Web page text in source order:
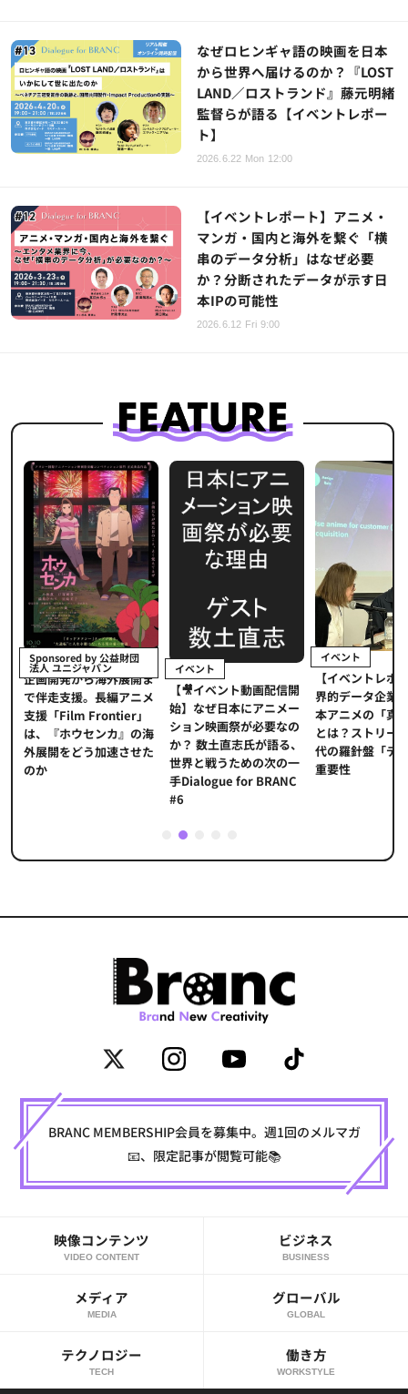
なぜロヒンギャ語の映画を日本
から世界へ届けるのか？『LOST
LAND／ロストランド』藤元明緒
監督らが語る【イベントレポー
ト】
2026.6.22 Mon 12:00
【イベントレポート】アニメ・
マンガ・国内と海外を繋ぐ「横
串のデータ分析」はなぜ必要
か？分断されたデータが示す日
本IPの可能性
2026.6.12 Fri 9:00
Sponsored by 公益財団
法人 ユニジャパン
企画開発から海外展開ま
で伴走支援。長編アニメ
支援「Film Frontier」
は、『ホウセンカ』の海
外展開をどう加速させた
のか
イベント
【🎥イベント動画配信開
始】なぜ日本にアニメー
ション映画祭が必要なの
か？ 数土直志氏が語る、
世界と戦うための次の一
手Dialogue for BRANC
#6
イベント
【イベントレポ
界的データ企業
本アニメの「真
とは？ストリー
代の羅針盤「デ
重要性
2
BRANC MEMBERSHIP会員を募集中。週1回のメルマガ
📧、限定記事が閲覧可能📚
映像コンテンツ
VIDEO CONTENT
ビジネス
BUSINESS
メディア
MEDIA
グローバル
GLOBAL
テクノロジー
TECH
働き方
WORKSTYLE